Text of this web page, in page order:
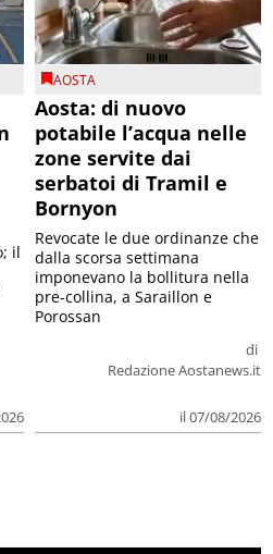
il
AOSTA
Aosta: di nuovo
potabile l’acqua nelle
zone servite dai
serbatoi di Tramil e
Bornyon
di
Redazione Aostanews.it
il 07/08/2026
Revocate le due ordinanze che
dalla scorsa settimana
imponevano la bollitura nella
pre-collina, a Saraillon e
Porossan